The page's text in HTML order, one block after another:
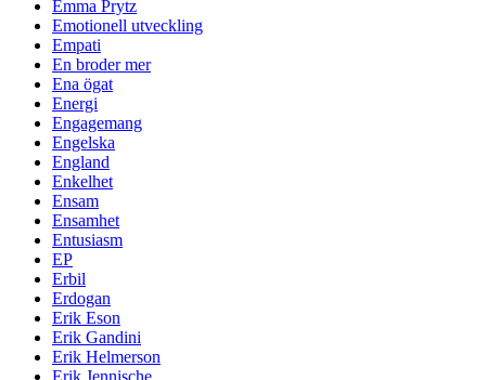
Emma Prytz
Emotionell utveckling
Empati
En broder mer
Ena ögat
Energi
Engagemang
Engelska
England
Enkelhet
Ensam
Ensamhet
Entusiasm
EP
Erbil
Erdogan
Erik Eson
Erik Gandini
Erik Helmerson
Erik Jennische